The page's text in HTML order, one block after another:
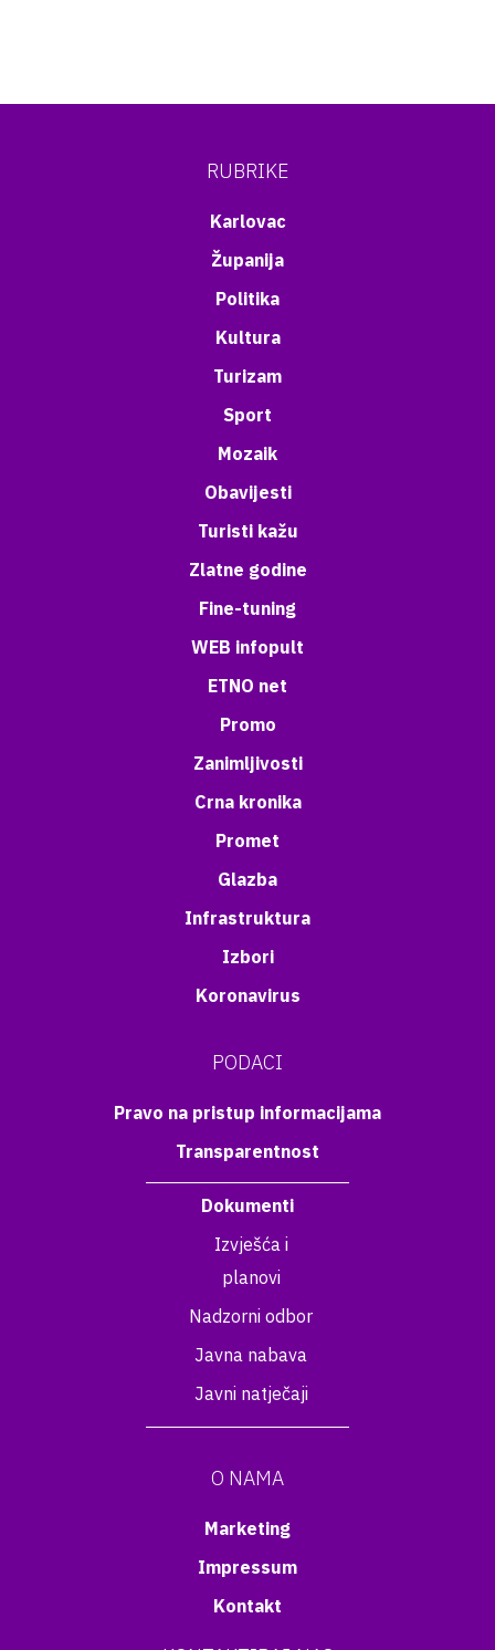
RUBRIKE
Karlovac
Županija
Politika
Kultura
Turizam
Sport
Mozaik
Obavijesti
Turisti kažu
Zlatne godine
Fine-tuning
WEB infopult
ETNO net
Promo
Zanimljivosti
Crna kronika
Promet
Glazba
Infrastruktura
Izbori
Koronavirus
PODACI
Pravo na pristup informacijama
Transparentnost
Dokumenti
Izvješća i
planovi
Nadzorni odbor
Javna nabava
Javni natječaji
O NAMA
Marketing
Impressum
Kontakt